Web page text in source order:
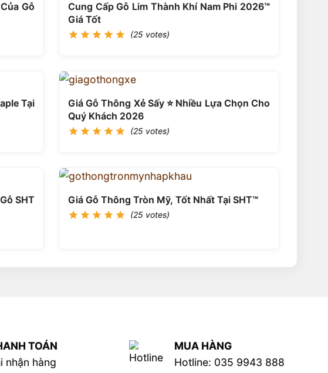
Gỗ
Cung Cấp Gỗ Lim Thành Khí Nam Phi 2026™
Giá Tốt
(25 votes)
Tại
Giá Gỗ Thông Xẻ Sấy ⭐️ Nhiều Lựa Chọn Cho
Quý Khách 2026
(25 votes)
SHT
Giá Gỗ Thông Tròn Mỹ, Tốt Nhất Tại SHT™
(25 votes)
TOÁN
nhận hàng
MUA HÀNG
Hotline: 035 9943 888